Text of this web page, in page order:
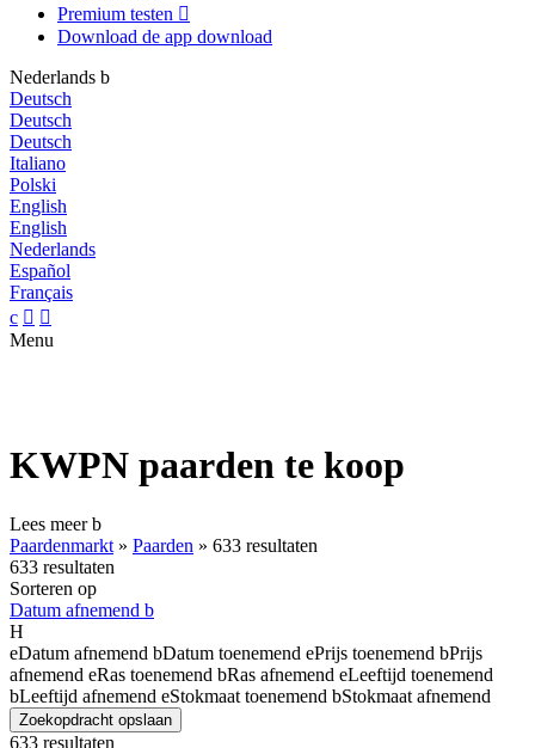
Premium testen 
Download de app download
Nederlands b
Deutsch
Deutsch
Deutsch
Italiano
Polski
English
English
Nederlands
Español
Français
c  
Menu
KWPN paarden te koop
Lees meerb
Paardenmarkt » Paarden » 633 resultaten
633 resultaten
Sorteren op
Datum afnemend b
H
eDatum afnemend bDatum toenemend ePrijs toenemend bPrijs
afnemend eRas toenemend bRas afnemend eLeeftijd toenemend
bLeeftijd afnemend eStokmaat toenemend bStokmaat afnemend
Zoekopdracht opslaan
633 resultaten